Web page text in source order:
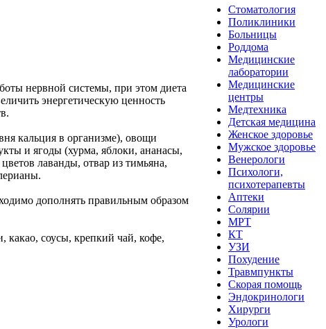
нервной системы, при этом диета
энергетическую ценность
кальция в организме), овощи
и ягоды (хурма, яблоки, ананасы,
лаванды, отвар из тимьяна,
дополнять правильным образом
какао, соусы, крепкий чай, кофе,
Стоматология
Поликлиники
Больницы
Роддома
Медицинские
лаборатории
Медицинские
центры
Медтехника
Детская медицина
Женское здоровье
Мужское здоровье
Венерологи
Психологи,
психотерапевты
Аптеки
Солярии
МРТ
КТ
УЗИ
Похудение
Травмпункты
Скорая помощь
Эндокринологи
Хирурги
Урологи